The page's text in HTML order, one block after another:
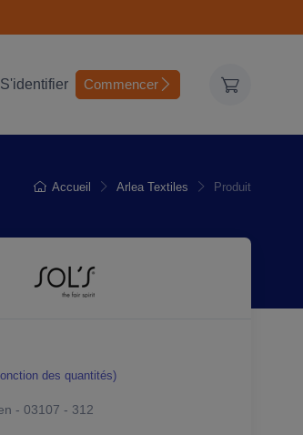
S'identifier Commencer
Accueil Arlea Textiles Produit
des quantités)
- 03107 - 312